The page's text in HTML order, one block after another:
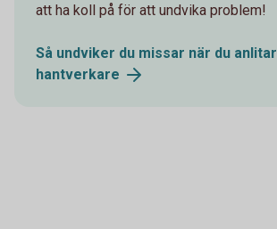
att ha koll på för att undvika problem!
Så undviker du missar när du anlitar
hantverkare